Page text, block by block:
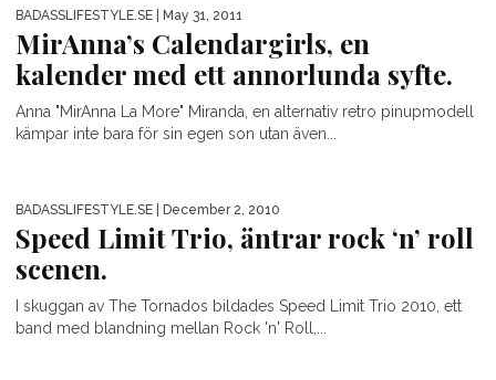
BADASSLIFESTYLE.SE | May 31, 2011
MirAnna’s Calendargirls, en
kalender med ett annorlunda syfte.
Anna "MirAnna La More" Miranda, en alternativ retro pinupmodell
kämpar inte bara för sin egen son utan även...
BADASSLIFESTYLE.SE | December 2, 2010
Speed Limit Trio, äntrar rock ‘n’ roll
scenen.
I skuggan av The Tornados bildades Speed Limit Trio 2010, ett
band med blandning mellan Rock 'n' Roll,...